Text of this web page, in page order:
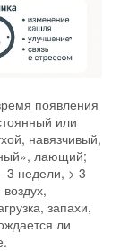
появления
или
навязчивый,
лающий;
недели, > 3
запахи,
ли